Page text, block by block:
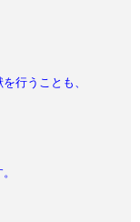
行うことも、